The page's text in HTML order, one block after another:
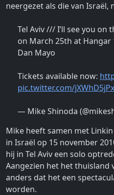
neergezet als die van Israël,
Tel Aviv /// I’ll see you on
on March 25th at
Dan Mayo
Tickets available now:
pic.twitter.com/
— Mike Shinoda
Mike heeft samen met
in Israël op 15 november
hij in Tel Aviv een solo
Aangezien het het thuisland
anders dat het een
worden.